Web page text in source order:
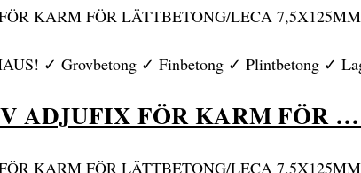
KARM FÖR LÄTTBETONG/LECA
✓ Grovbetong ✓ Finbetong ✓ Plintbetong ✓
ADJUFIX FÖR KARM FÖR …
KARM FÖR LÄTTBETONG/LECA